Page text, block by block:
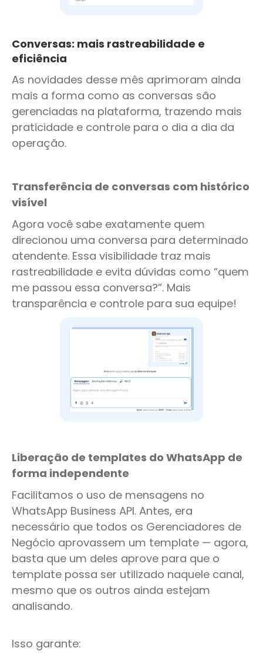
Conversas: mais rastreabilidade e
eficiência
As novidades desse mês aprimoram ainda
mais a forma como as conversas são
gerenciadas na plataforma, trazendo mais
praticidade e controle para o dia a dia da
operação.
Transferência de conversas com histórico
visível
Agora você sabe exatamente quem
direcionou uma conversa para determinado
atendente. Essa visibilidade traz mais
rastreabilidade e evita dúvidas como “quem
me passou essa conversa?”. Mais
transparência e controle para sua equipe!
Liberação de templates do WhatsApp de
forma independente
Facilitamos o uso de mensagens no
WhatsApp Business API. Antes, era
necessário que todos os Gerenciadores de
Negócio aprovassem um template — agora,
basta que um deles aprove para que o
template possa ser utilizado naquele canal,
mesmo que os outros ainda estejam
analisando.
Isso garante: